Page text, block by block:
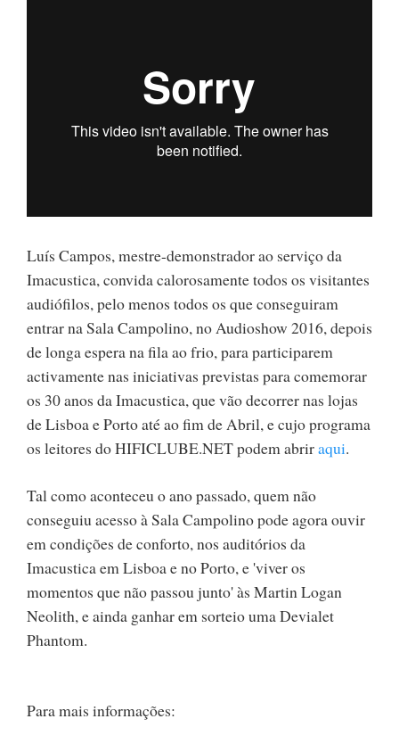
Luís Campos, mestre-demonstrador ao serviço da
Imacustica, convida calorosamente todos os visitantes
audiófilos, pelo menos todos os que conseguiram
entrar na Sala Campolino, no Audioshow 2016, depois
de longa espera na fila ao frio, para participarem
activamente nas iniciativas previstas para comemorar
os 30 anos da Imacustica, que vão decorrer nas lojas
de Lisboa e Porto até ao fim de Abril, e cujo programa
os leitores do HIFICLUBE.NET podem abriraqui.
Tal como aconteceu o ano passado, quem não
conseguiu acesso à Sala Campolino pode agora ouvir
em condições de conforto, nos auditórios da
Imacustica em Lisboa e no Porto, e 'viver os
momentos que não passou junto' às Martin Logan
Neolith, e ainda ganhar em sorteio uma Devialet
Phantom.
Para mais informações: